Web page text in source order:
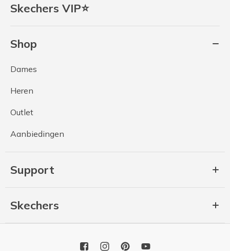
Skechers VIP⭐
Shop
Dames
Heren
Outlet
Aanbiedingen
Support
Skechers